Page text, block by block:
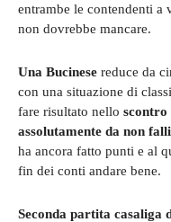
entrambe le contendenti a
non dovrebbe mancare.
Una Bucinese reduce da
con una situazione di
fare risultato nello scontro
assolutamente da non
ha ancora fatto punti e al
fin dei conti andare bene.
Seconda partita casaliga